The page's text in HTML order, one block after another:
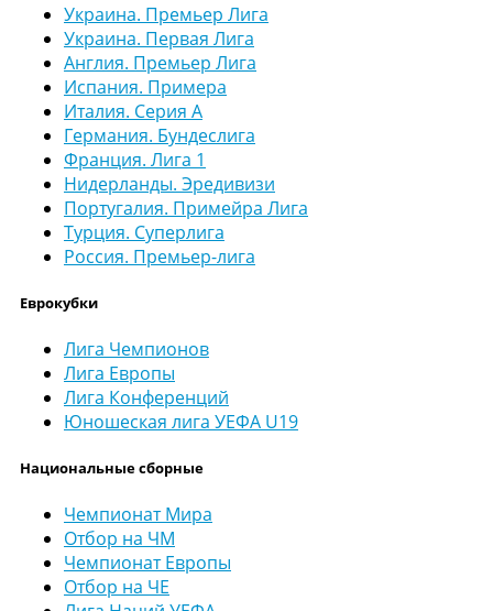
Украина. Премьер Лига
Украина. Первая Лига
Англия. Премьер Лига
Испания. Примера
Италия. Серия А
Германия. Бундеслига
Франция. Лига 1
Нидерланды. Эредивизи
Португалия. Примейра Лига
Турция. Суперлига
Россия. Премьер-лига
Еврокубки
Лига Чемпионов
Лига Европы
Лига Конференций
Юношеская лига УЕФА U19
Национальные сборные
Чемпионат Мира
Отбор на ЧМ
Чемпионат Европы
Отбор на ЧЕ